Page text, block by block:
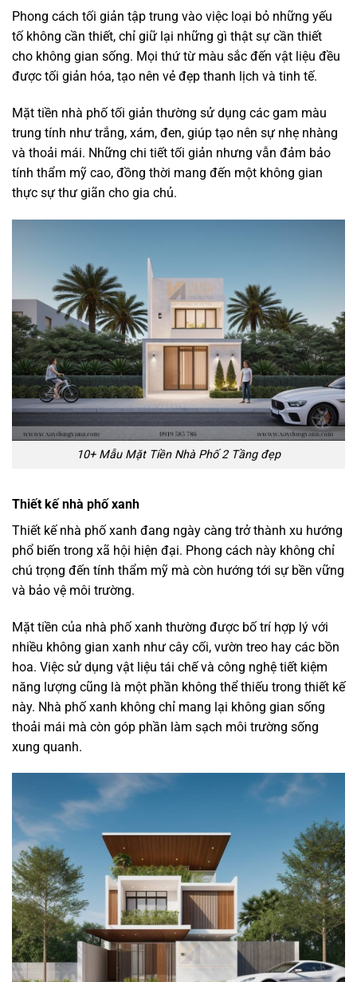
Phong cách tối giản tập trung vào việc loại bỏ những yếu
tố không cần thiết, chỉ giữ lại những gì thật sự cần thiết
cho không gian sống. Mọi thứ từ màu sắc đến vật liệu đều
được tối giản hóa, tạo nên vẻ đẹp thanh lịch và tinh tế.
Mặt tiền nhà phố tối giản thường sử dụng các gam màu
trung tính như trắng, xám, đen, giúp tạo nên sự nhẹ nhàng
và thoải mái. Những chi tiết tối giản nhưng vẫn đảm bảo
tính thẩm mỹ cao, đồng thời mang đến một không gian
thực sự thư giãn cho gia chủ.
10+ Mẫu Mặt Tiền Nhà Phố 2 Tầng đẹp
Thiết kế nhà phố xanh
Thiết kế nhà phố xanh đang ngày càng trở thành xu hướng
phổ biến trong xã hội hiện đại. Phong cách này không chỉ
chú trọng đến tính thẩm mỹ mà còn hướng tới sự bền vững
và bảo vệ môi trường.
Mặt tiền của nhà phố xanh thường được bố trí hợp lý với
nhiều không gian xanh như cây cối, vườn treo hay các bồn
hoa. Việc sử dụng vật liệu tái chế và công nghệ tiết kiệm
năng lượng cũng là một phần không thể thiếu trong thiết kế
này. Nhà phố xanh không chỉ mang lại không gian sống
thoải mái mà còn góp phần làm sạch môi trường sống
xung quanh.